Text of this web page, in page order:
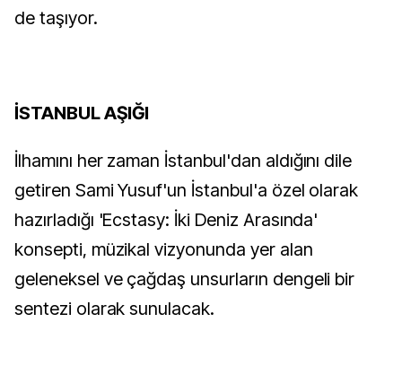
de taşıyor.
İSTANBUL AŞIĞI
İlhamını her zaman İstanbul'dan aldığını dile
getiren Sami Yusuf'un İstanbul'a özel olarak
hazırladığı 'Ecstasy: İki Deniz Arasında'
konsepti, müzikal vizyonunda yer alan
geleneksel ve çağdaş unsurların dengeli bir
sentezi olarak sunulacak.